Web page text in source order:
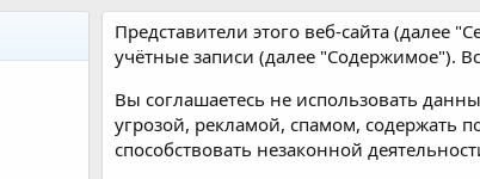
Представители этого веб-сайта (далее
учётные записи (далее "Содержимое").
Вы соглашаетесь не использовать
угрозой, рекламой, спамом,
способствовать незаконной